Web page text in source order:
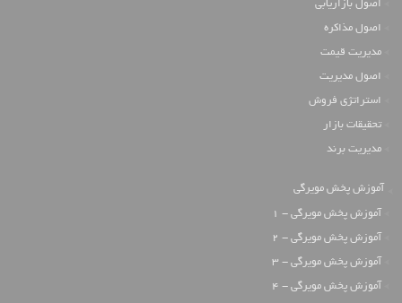
اصول بازاریابی
اصول مذاکره
مدیریت قیمت
اصول مدیریت
استراتژی فروش
تحقیقات بازار
مدیریت برند
آموزش پخش مویرگی
آموزش پخش مویرگی - 1
آموزش پخش مویرگی - 2
آموزش پخش مویرگی - 3
آموزش پخش مویرگی - 4